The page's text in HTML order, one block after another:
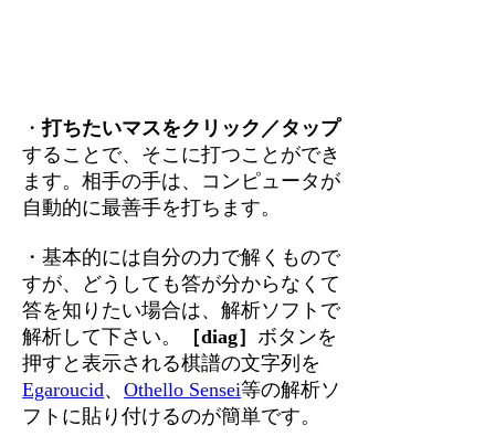
・打ちたいマスをクリック／タップ
することで、そこに打つことができ
ます。相手の手は、コンピュータが
自動的に最善手を打ちます。
・基本的には自分の力で解くもので
すが、どうしても答が分からなくて
答を知りたい場合は、解析ソフトで
解析して下さい。
［diag］ ボタンを
押すと表示される棋譜の文字列を
Egaroucid、Othello Sensei等の解析ソ
フトに貼り付けるのが簡単です。